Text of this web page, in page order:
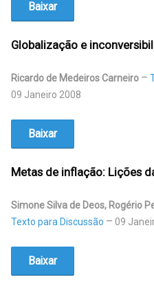
Baixar
Globalização e
Ricardo de Medeiros Carneiro
09 Janeiro 2008
Baixar
Metas de inflação: Lições
Simone Silva de Deos, Rogério
Texto para Discussão
09
Baixar